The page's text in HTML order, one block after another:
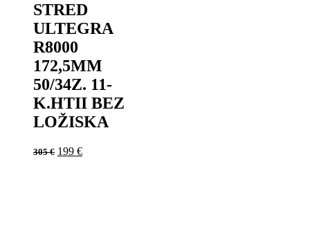
STRED
ULTEGRA
R8000
172,5MM
50/34Z. 11-
K.HTII BEZ
LOŽISKA
305€ Original
199 €Current